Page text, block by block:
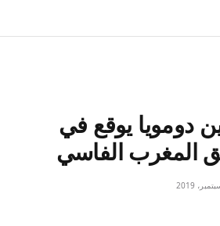
دومويا يوقع في
المغرب الفاسي